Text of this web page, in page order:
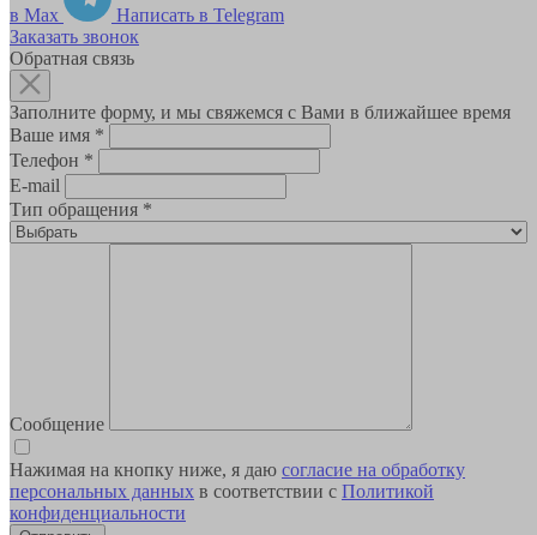
в Max
Написать в Telegram
Заказать звонок
Обратная связь
Заполните форму, и мы свяжемся с Вами в ближайшее время
Ваше имя *
Телефон *
E-mail
Тип обращения *
Сообщение
Нажимая на кнопку ниже, я даю согласие на обработку
персональных данных в соответствии с Политикой
конфиденциальности